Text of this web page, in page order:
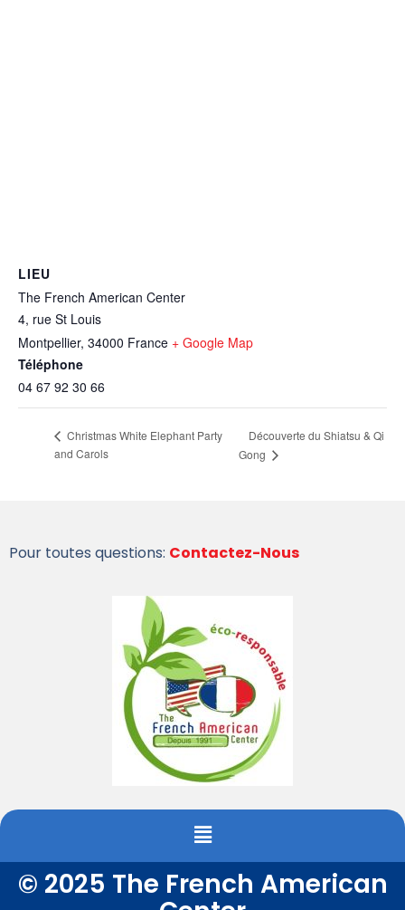
LIEU
The French American Center
4, rue St Louis
Montpellier, 34000 France + Google Map
Téléphone
04 67 92 30 66
Christmas White Elephant Party
and Carols
Découverte du Shiatsu & Qi
Gong
Pour toutes questions: Contactez-Nous
© 2025 The French American